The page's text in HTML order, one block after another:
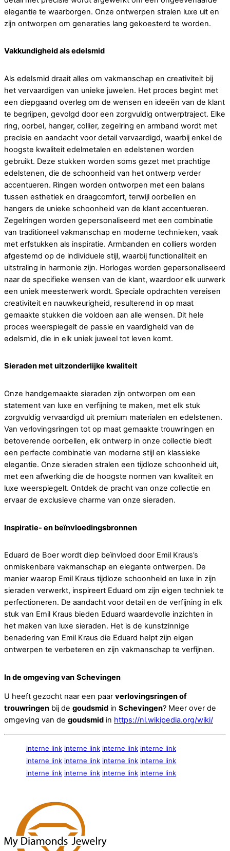
elegantie te waarborgen. Onze ontwerpen stralen luxe uit en
zijn ontworpen om generaties lang gekoesterd te worden.
Vakkundigheid als edelsmid
Als edelsmid draait alles om vakmanschap en creativiteit bij
het vervaardigen van unieke juwelen. Het proces begint met
een diepgaand overleg om de wensen en ideeën van de klant
te begrijpen, gevolgd door een zorgvuldig ontwerptraject. Elke
ring, oorbel, hanger, collier, zegelring en armband wordt met
precisie en aandacht voor detail vervaardigd, waarbij enkel de
hoogste kwaliteit edelmetalen en edelstenen worden
gebruikt. Deze stukken worden soms gezet met prachtige
edelstenen, die de schoonheid van het ontwerp verder
accentueren. Ringen worden ontworpen met een balans
tussen esthetiek en draagcomfort, terwijl oorbellen en
hangers de unieke schoonheid van de klant accentueren.
Zegelringen worden gepersonaliseerd met een combinatie
van traditioneel vakmanschap en moderne technieken, vaak
met erfstukken als inspiratie. Armbanden en colliers worden
afgestemd op de individuele stijl, waarbij functionaliteit en
uitstraling in harmonie zijn. Horloges worden gepersonaliseerd
naar de specifieke wensen van de klant, waardoor elk uurwerk
een uniek meesterwerk wordt. Speciale opdrachten vereisen
creativiteit en nauwkeurigheid, resulterend in op maat
gemaakte stukken die voldoen aan alle wensen. Dit hele
proces weerspiegelt de passie en vaardigheid van de
edelsmid, die in elk uniek juweel tot leven komt.
Sieraden met uitzonderlijke kwaliteit
Onze handgemaakte sieraden zijn ontworpen om een
statement van luxe en verfijning te maken, met elk stuk
zorgvuldig vervaardigd uit premium materialen en edelstenen.
Van verlovingsringen tot op maat gemaakte trouwringen en
betoverende oorbellen, elk ontwerp in onze collectie biedt
een perfecte combinatie van moderne stijl en klassieke
elegantie. Onze sieraden stralen een tijdloze schoonheid uit,
met een afwerking die de hoogste normen van kwaliteit en
luxe weerspiegelt. Ontdek de pracht van onze collectie en
ervaar de exclusieve charme van onze sieraden.
Inspiratie- en beïnvloedingsbronnen
Eduard de Boer wordt diep beïnvloed door Emil Kraus’s
onmiskenbare vakmanschap en elegante ontwerpen. De
manier waarop Emil Kraus tijdloze schoonheid en luxe in zijn
sieraden verwerkt, inspireert Eduard om zijn eigen techniek te
perfectioneren. De aandacht voor detail en de verfijning in elk
stuk van Emil Kraus bieden Eduard waardevolle inzichten in
het maken van luxe sieraden. Het is de kunstzinnige
benadering van Emil Kraus die Eduard helpt zijn eigen
ontwerpen te verbeteren en zijn vakmanschap te verfijnen.
In de omgeving van Schevingen
U heeft gezocht naar een paar verlovingsringen of
trouwringen bij de goudsmid in Schevingen? Meer over de
omgeving van de goudsmid in https://nl.wikipedia.org/wiki/
interne link interne link interne link interne link
interne link interne link interne link interne link
interne link interne link interne link interne link